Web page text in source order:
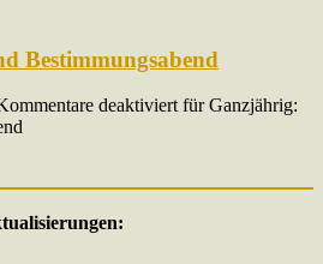
Bestimmungsabend
deaktiviert für Ganzjährig: